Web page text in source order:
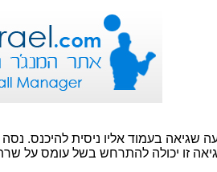
שגיאה בעמוד אליו ניסית להיכנס.
זו יכולה להתרחש בשל עומס על